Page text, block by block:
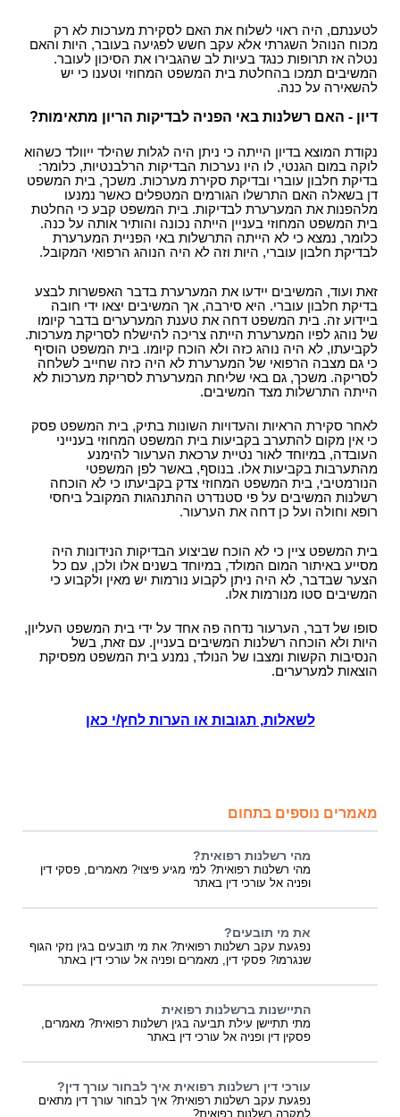
לטענתם, היה ראוי לשלוח את האם לסקירת מערכות לא רק
מכוח הנוהל השגרתי אלא עקב חשש לפגיעה בעובר, היות והאם
נטלה אז תרופות כנגד בעיות לב שהגבירו את הסיכון לעובר.
המשיבים תמכו בהחלטת בית המשפט המחוזי וטענו כי יש
להשאירה על כנה.
דיון - האם רשלנות באי הפניה לבדיקות הריון מתאימות?
נקודת המוצא בדיון הייתה כי ניתן היה לגלות שהילד ייוולד כשהוא
לוקה במום הגנטי, לו היו נערכות הבדיקות הרלבנטיות, כלומר:
בדיקת חלבון עוברי ובדיקת סקירת מערכות. משכך, בית המשפט
דן בשאלה האם התרשלו הגורמים המטפלים כאשר נמנעו
מלהפנות את המערערת לבדיקות. בית המשפט קבע כי החלטת
בית המשפט המחוזי בעניין הייתה נכונה והותיר אותה על כנה.
כלומר, נמצא כי לא הייתה התרשלות באי הפניית המערערת
לבדיקת חלבון עוברי, היות וזה לא היה הנוהג הרפואי המקובל.
זאת ועוד, המשיבים יידעו את המערערת בדבר האפשרות לבצע
בדיקת חלבון עוברי. היא סירבה, אך המשיבים יצאו ידי חובה
ביידוע זה. בית המשפט דחה את טענת המערערים בדבר קיומו
של נוהג לפיו המערערת הייתה צריכה להישלח לסריקת מערכות.
לקביעתו, לא היה נוהג כזה ולא הוכח קיומו. בית המשפט הוסיף
כי גם מצבה הרפואי של המערערת לא היה כזה שחייב לשלחה
לסריקה. משכך, גם באי שליחת המערערת לסריקת מערכות לא
הייתה התרשלות מצד המשיבים.
לאחר סקירת הראיות והעדויות השונות בתיק, בית המשפט פסק
כי אין מקום להתערב בקביעות בית המשפט המחוזי בענייני
העובדה, במיוחד לאור נטיית ערכאת הערעור להימנע
מהתערבות בקביעות אלו. בנוסף, באשר לפן המשפטי
הנורמטיבי, בית המשפט המחוזי צדק בקביעתו כי לא הוכחה
רשלנות המשיבים על פי סטנדרט ההתנהגות המקובל ביחסי
רופא וחולה ועל כן דחה את הערעור.
בית המשפט ציין כי לא הוכח שביצוע הבדיקות הנידונות היה
מסייע באיתור המום המולד, במיוחד בשנים אלו ולכן, עם כל
הצער שבדבר, לא היה ניתן לקבוע נורמות יש מאין ולקבוע כי
המשיבים סטו מנורמות אלו.
סופו של דבר, הערעור נדחה פה אחד על ידי בית המשפט העליון,
היות ולא הוכחה רשלנות המשיבים בעניין. עם זאת, בשל
הנסיבות הקשות ומצבו של הנולד, נמנע בית המשפט מפסיקת
הוצאות למערערים.
לשאלות, תגובות או הערות לחץ/י כאן
מאמרים נוספים בתחום
מהי רשלנות רפואית?
מהי רשלנות רפואית? למי מגיע פיצוי? מאמרים, פסקי דין
ופניה אל עורכי דין באתר
את מי תובעים?
נפגעת עקב רשלנות רפואית? את מי תובעים בגין נזקי הגוף
שנגרמו? פסקי דין, מאמרים ופניה אל עורכי דין באתר
התיישנות ברשלנות רפואית
מתי תתיישן עילת תביעה בגין רשלנות רפואית? מאמרים,
פסקין דין ופניה אל עורכי דין באתר
עורכי דין רשלנות רפואית איך לבחור עורך דין?
נפגעת עקב רשלנות רפואית? איך לבחור עורך דין מתאים
למקרה רשלנות רפואית?